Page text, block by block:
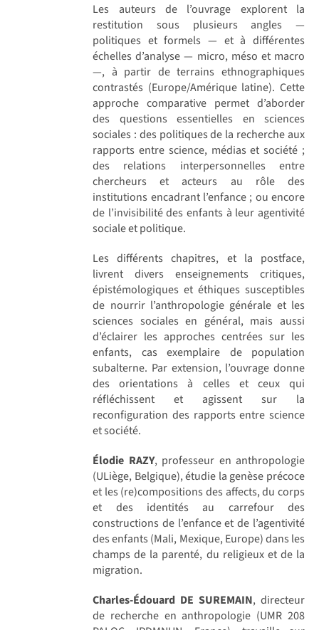
Les auteurs de l’ouvrage explorent la
restitution sous plusieurs angles —
politiques et formels — et à différentes
échelles d’analyse — micro, méso et macro
—, à partir de terrains ethnographiques
contrastés (Europe/Amérique latine). Cette
approche comparative permet d’aborder
des questions essentielles en sciences
sociales : des politiques de la recherche aux
rapports entre science, médias et société ;
des relations interpersonnelles entre
chercheurs et acteurs au rôle des
institutions encadrant l’enfance ; ou encore
de l’invisibilité des enfants à leur agentivité
sociale et politique.
Les différents chapitres, et la postface,
livrent divers enseignements critiques,
épistémologiques et éthiques susceptibles
de nourrir l’anthropologie générale et les
sciences sociales en général, mais aussi
d’éclairer les approches centrées sur les
enfants, cas exemplaire de population
subalterne. Par extension, l’ouvrage donne
des orientations à celles et ceux qui
réfléchissent et agissent sur la
reconfiguration des rapports entre science
et société.
Élodie RAZY, professeur en anthropologie
(ULiège, Belgique), étudie la genèse précoce
et les (re)compositions des affects, du corps
et des identités au carrefour des
constructions de l’enfance et de l’agentivité
des enfants (Mali, Mexique, Europe) dans les
champs de la parenté, du religieux et de la
migration.
Charles-Édouard DE SUREMAIN, directeur
de recherche en anthropologie (UMR 208